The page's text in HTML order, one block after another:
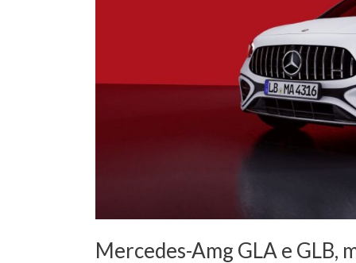
Mercedes-Amg GLA e GLB,